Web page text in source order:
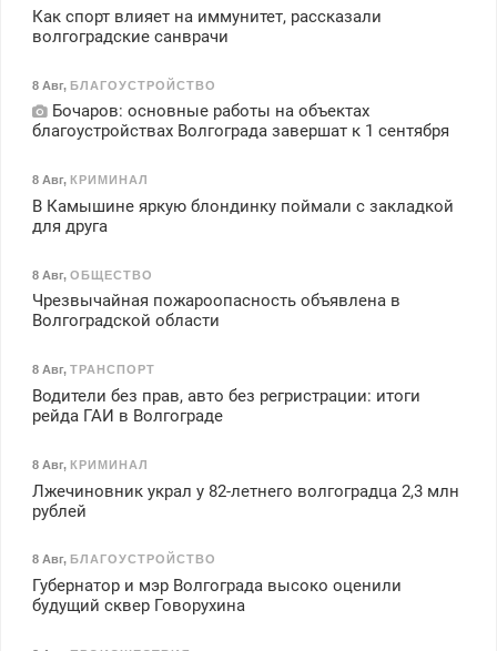
Как спорт влияет на иммунитет, рассказали
волгоградские санврачи
8 Авг, БЛАГОУСТРОЙСТВО
Бочаров: основные работы на объектах
благоустройствах Волгограда завершат к 1 сентября
8 Авг, КРИМИНАЛ
В Камышине яркую блондинку поймали с закладкой
для друга
8 Авг, ОБЩЕСТВО
Чрезвычайная пожароопасность объявлена в
Волгоградской области
8 Авг, ТРАНСПОРТ
Водители без прав, авто без регристрации: итоги
рейда ГАИ в Волгограде
8 Авг, КРИМИНАЛ
Лжечиновник украл у 82-летнего волгоградца 2,3 млн
рублей
8 Авг, БЛАГОУСТРОЙСТВО
Губернатор и мэр Волгограда высоко оценили
будущий сквер Говорухина